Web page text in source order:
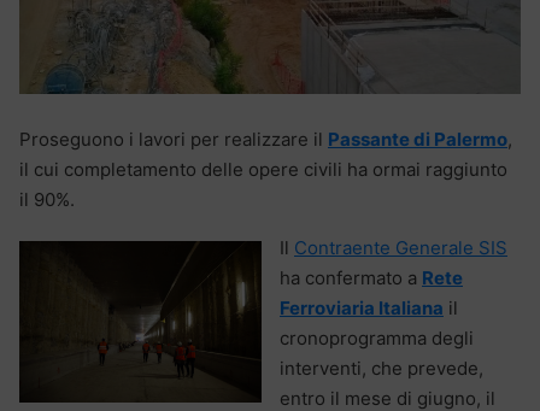
Proseguono i lavori per realizzare il Passante di Palermo,
il cui completamento delle opere civili ha ormai raggiunto
il 90%.
Il Contraente Generale SIS
ha confermato a Rete
Ferroviaria Italiana il
cronoprogramma degli
interventi, che prevede,
entro il mese di giugno, il